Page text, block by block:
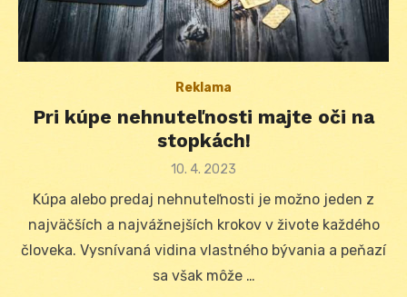
Reklama
Pri kúpe nehnuteľnosti majte oči na
stopkách!
Posted
10. 4. 2023
Kúpa alebo predaj nehnuteľnosti je možno jeden z
najväčších a najvážnejších krokov v živote každého
človeka. Vysnívaná vidina vlastného bývania a peňazí
sa však môže …